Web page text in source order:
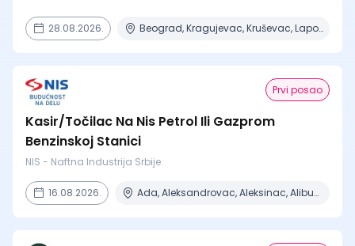
28.08.2026. Beograd, Kragujevac, Kruševac, Lapovo, Niš + 4 mesta
Prvi posao
Kasir/Točilac Na Nis Petrol Ili Gazprom
Benzinskoj Stanici
NIS - Naftna Industrija Srbije
16.08.2026. Ada, Aleksandrovac, Aleksinac, Alibunar, Apatin + 206 mesta